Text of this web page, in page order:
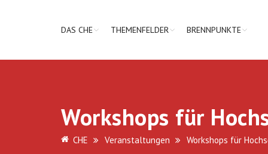
DAS CHE THEMENFELDER BRENNPUNKTE
Workshops für
CHE Veranstaltungen Workshops für